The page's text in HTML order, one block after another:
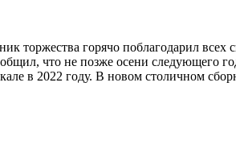
торжества горячо поблагодарил
что не позже осени следующего
в 2022 году. В новом столичном